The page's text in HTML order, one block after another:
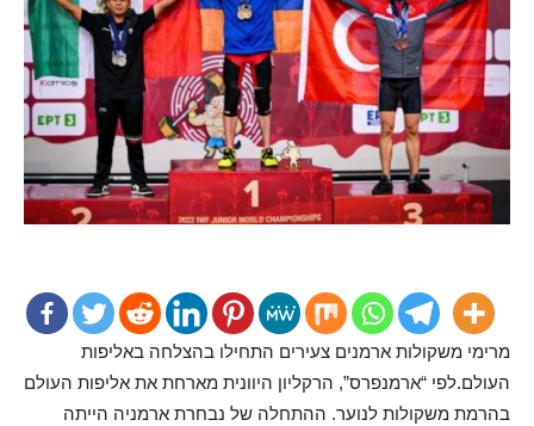
מרימי משקולות ארמנים צעירים התחילו בהצלחה באליפות
העולם.לפי “ארמנפרס”, הרקליון היוונית מארחת את אליפות העולם
בהרמת משקולות לנוער. ההתחלה של נבחרת ארמניה הייתה